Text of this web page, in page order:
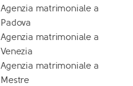
Agenzia matrimoniale a
Padova
Agenzia matrimoniale a
Venezia
Agenzia matrimoniale a
Mestre